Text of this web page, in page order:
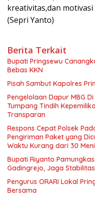
kreativitas,dan
(Sepri Yanto)
Berita Terkait
Bupati Pringsewu
Bebas KKN
Pisah Sambut Kapolres
Pengelolaan Dapur MBG
Tumpang Tindih
Transparan
Respons Cepat Polsek
Pengiriman Paket yang
Waktu Kurang dari 30
Bupati Riyanto
Gadingrejo, Jaga
Pengurus ORARI Lokal
Bersama